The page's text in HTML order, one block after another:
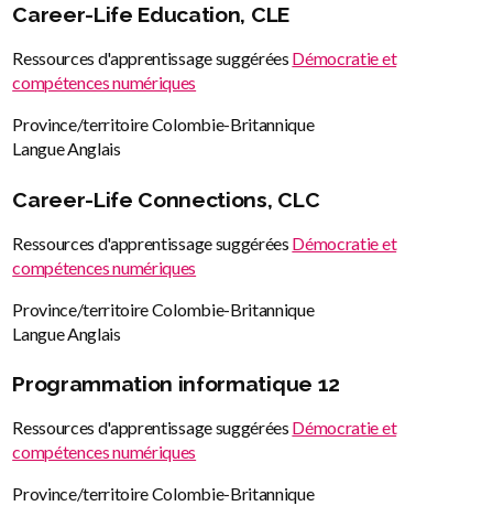
Career-Life Education, CLE
Ressources d'apprentissage suggérées Démocratie et
compétences numériques
Province/territoireColombie-Britannique
LangueAnglais
Career-Life Connections, CLC
Ressources d'apprentissage suggérées Démocratie et
compétences numériques
Province/territoireColombie-Britannique
LangueAnglais
Programmation informatique 12
Ressources d'apprentissage suggérées Démocratie et
compétences numériques
Province/territoireColombie-Britannique